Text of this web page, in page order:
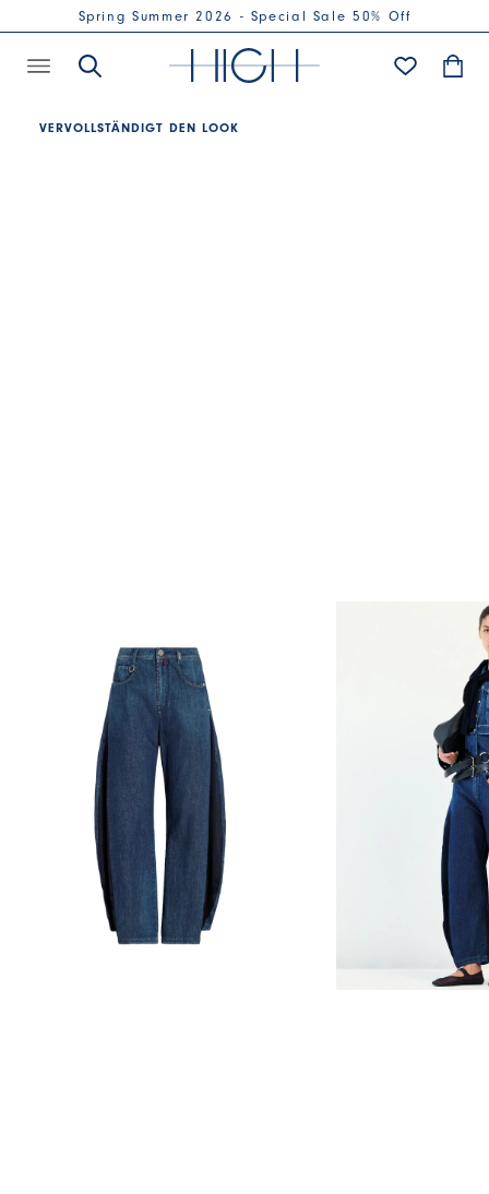
Spring Summer 2026 - Special Sale 50% Off
VERVOLLSTÄNDIGT DEN LOOK